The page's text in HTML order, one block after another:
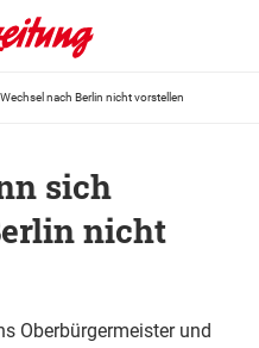
nach Berlin nicht vorstellen
sich
nicht
Oberbürgermeister und